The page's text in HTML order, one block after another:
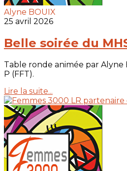
Alyne BOUIX
25 avril 2026
Belle soirée du
Table ronde animée par
P (FFT).
Lire la suite...